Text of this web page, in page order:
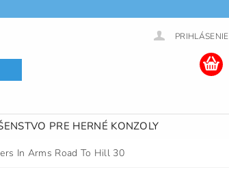
PRIHLÁSENIE
PRE HERNÉ KONZOLY
In Arms Road To Hill 30